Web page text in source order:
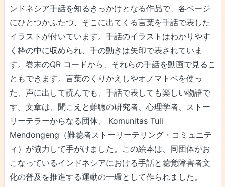
ンドネシア手話を知るきっかけとなる作品で、各ページ
にひとつかふたつ、そこに出てくる言葉を手話で表した
イラストが付いています。手話のイラストはわかりやす
く枠の中に収められ、手の動きは矢印で表されていま
す。巻末のQR コードから、それらの手話を動画で見るこ
ともできます。言葉のくりかえしやオノマトペを使っ
た、声に出して読んでも、手話で表しても楽しい物語で
す。文章は、聞こえと難聴の研究者、心理学者、ストー
リーテラーからなる団体、 Komunitas Tuli
Mendongeng（難聴者ストーリーテリング・コミュニテ
ィ）が協力して手がけました。この絵本は、同団体がお
こなっているインドネシアにおける手話と聴覚障害者文
化の普及を推進する運動の一環として作られました。